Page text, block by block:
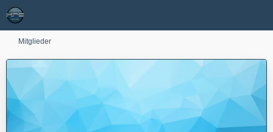
Mitglieder